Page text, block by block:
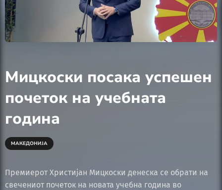
Мицкоски посака успешен
почеток на учебната
година
МАКЕДОНИЈА
Премиерот Христијан Мицкоски денеска се обрати на
свечениот почеток на новата учебна година во